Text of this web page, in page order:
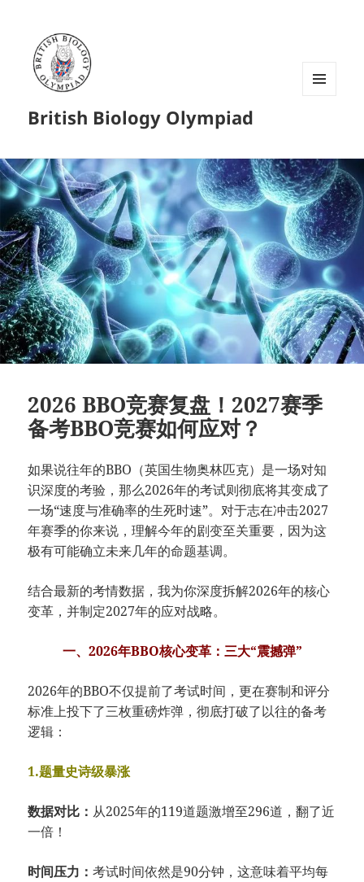
British Biology Olympiad
2026 BBO竞赛复盘！2027赛季
备考BBO竞赛如何应对？
如果说往年的BBO（英国生物奥林匹克）是一场对知
识深度的考验，那么2026年的考试则彻底将其变成了
一场“速度与准确率的生死时速”。对于志在冲击2027
年赛季的你来说，理解今年的剧变至关重要，因为这
极有可能确立未来几年的命题基调。
结合最新的考情数据，我为你深度拆解2026年的核心
变革，并制定2027年的应对战略。
一、2026年BBO核心变革：三大“震撼弹”
2026年的BBO不仅提前了考试时间，更在赛制和评分
标准上投下了三枚重磅炸弹，彻底打破了以往的备考
逻辑：
1.题量史诗级暴涨
数据对比： 从2025年的119道题激增至296道，翻了近
一倍！
时间压力：考试时间依然是90分钟，这意味着平均每